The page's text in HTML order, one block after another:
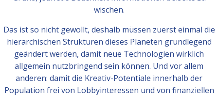
wischen.
Das ist so nicht gewollt, deshalb müssen zuerst einmal die
hierarchischen Strukturen dieses Planeten grundlegend
geändert werden, damit neue Technologien wirklich
allgemein nutzbringend sein können. Und vor allem
anderen: damit die Kreativ-Potentiale innerhalb der
Population frei von Lobbyinteressen und von finanziellen